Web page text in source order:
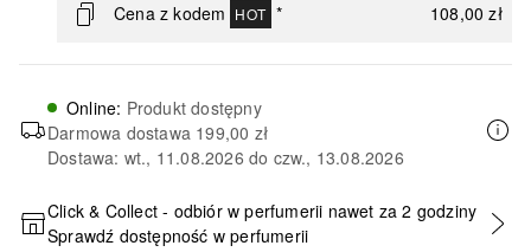
Cena z kodem HOT * 108,00 zł
Online: Produkt dostępny
Darmowa dostawa 199,00 zł
Dostawa: wt., 11.08.2026 do czw., 13.08.2026
DODAJ DO KOSZYKA
Click & Collect - odbiór w perfumerii nawet za 2 godziny
Sprawdź dostępność w perfumerii